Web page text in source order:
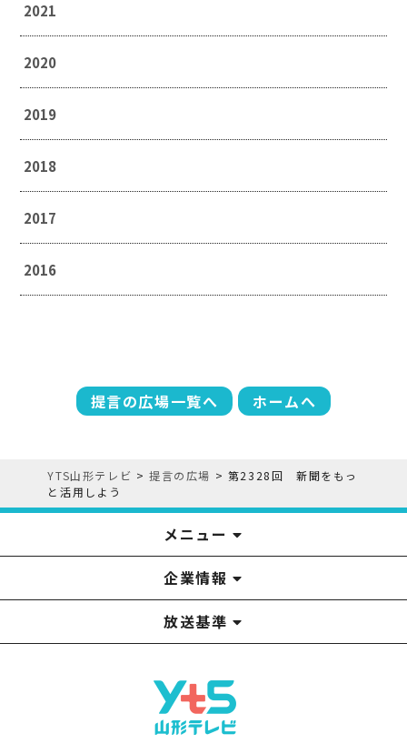
2021
2020
2019
2018
2017
2016
提言の広場一覧へ ホームへ
YTS山形テレビ >提言の広場 > 第2328回 新聞をもっ
と活用しよう
メニュー
YTSニュース
番組
アナウンサー
プレゼント
イベント
みるるん星人
YTS見学ツアー
番組表
お問い合わせ
企業情報
企業情報
役員構成
YTS山形テレビ SDGs 宣言
採用情報
山形テレビ人権方針
山形テレビ国民保護業務計画提出文
個人情報基本方針
情報セキュリティ基本方針
視聴データの取扱いについて
系列局一覧
中継局一覧
放送基準